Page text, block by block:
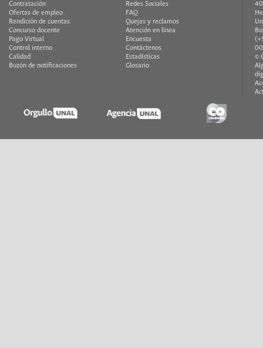
Contratación
Ofertas de empleo
Rendición de cuentas
Concurso docente
Pago Virtual
Control interno
Calidad
Buzón de notificaciones
Redes Sociales
FAQ
Quejas y reclamos
Atención en línea
Encuesta
Contáctenos
Estadísticas
Glosario
©